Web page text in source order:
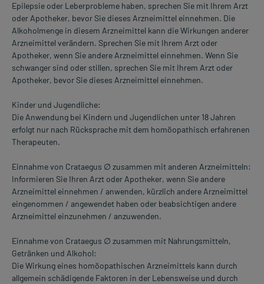
Epilepsie oder Leberprobleme haben, sprechen Sie mit Ihrem Arzt
oder Apotheker, bevor Sie dieses Arzneimittel einnehmen. Die
Alkoholmenge in diesem Arzneimittel kann die Wirkungen anderer
Arzneimittel verändern. Sprechen Sie mit Ihrem Arzt oder
Apotheker, wenn Sie andere Arzneimittel einnehmen. Wenn Sie
schwanger sind oder stillen, sprechen Sie mit Ihrem Arzt oder
Apotheker, bevor Sie dieses Arzneimittel einnehmen.
Kinder und Jugendliche:
Die Anwendung bei Kindern und Jugendlichen unter 18 Jahren
erfolgt nur nach Rücksprache mit dem homöopathisch erfahrenen
Therapeuten.
Einnahme von Crataegus ∅ zusammen mit anderen Arzneimitteln:
Informieren Sie Ihren Arzt oder Apotheker, wenn Sie andere
Arzneimittel einnehmen / anwenden, kürzlich andere Arzneimittel
eingenommen / angewendet haben oder beabsichtigen andere
Arzneimittel einzunehmen / anzuwenden.
Einnahme von Crataegus ∅ zusammen mit Nahrungsmitteln,
Getränken und Alkohol:
Die Wirkung eines homöopathischen Arzneimittels kann durch
allgemein schädigende Faktoren in der Lebensweise und durch